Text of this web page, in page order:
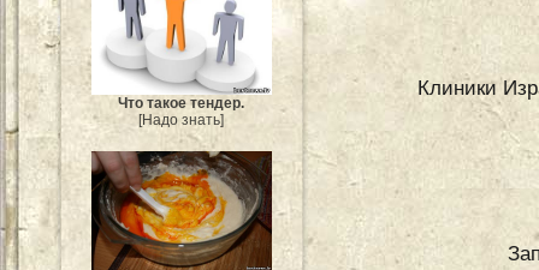
Что такое тендер.
[Надо знать]
Клиники